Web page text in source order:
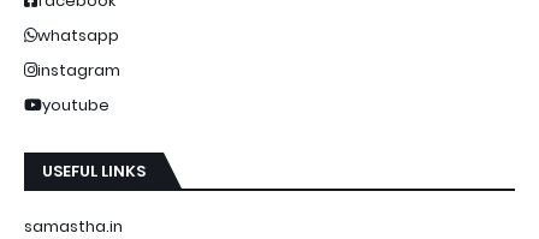
whatsapp
instagram
youtube
USEFUL LINKS
samastha.in